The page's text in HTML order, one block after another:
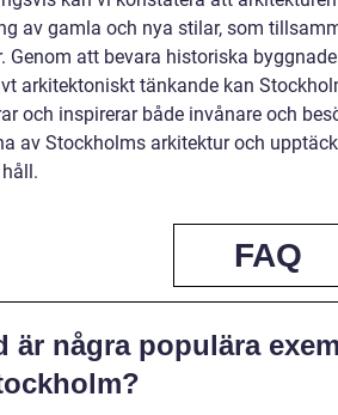
av gamla och nya stilar, som
Genom att bevara historiska
arkitektoniskt tänkande kan
och inspirerar både invånare och
av Stockholms arkitektur och
FAQ
är några populära